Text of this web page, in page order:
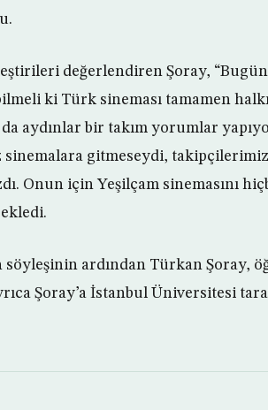
değerlendiren Şoray,
ki Türk sineması tamamen
aydınlar bir takım yorumlar
sinemalara gitmeseydi,
Onun için Yeşilçam sinemasını
söyleşinin ardından Türkan Şoray,
Şoray’a İstanbul Üniversitesi